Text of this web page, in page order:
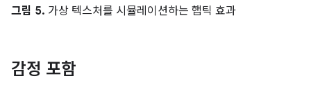
그림 5. 가상 텍스처를 시뮬레이션하는 햅틱 효과
감정 포함